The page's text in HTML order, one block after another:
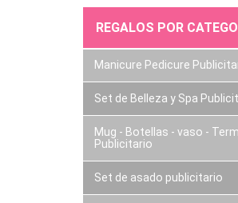
REGALOS POR
Manicure Pedicure
Set de Belleza y Spa
Mug - Botellas - vaso -
Publicitario
Set de asado publicitario